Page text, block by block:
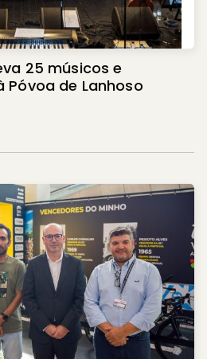
25 músicos e
de Lanhoso